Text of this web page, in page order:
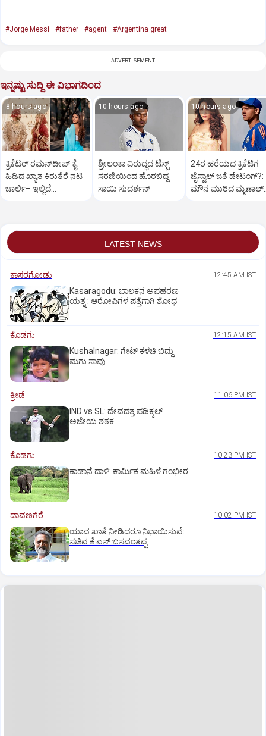
#Jorge Messi #father #agent #Argentina great
ADVERTISEMENT
ಇನ್ನಷ್ಟು ಸುದ್ದಿ ಈ ವಿಭಾಗದಿಂದ
8 hours ago
ಕ್ರಿಕೆಟರ್‌ ರಮನ್‌ದೀಪ್‌ ಕೈ
ಹಿಡಿದ ಖ್ಯಾತ ಕಿರುತೆರೆ ನಟಿ
ಚಾರ್ಲಿ– ಇಲ್ಲಿದೆ
10 hours ago
ಶ್ರೀಲಂಕಾ ವಿರುದ್ಧದ ಟೆಸ್ಟ್
ಸರಣಿಯಿಂದ ಹೊರಬಿದ್ದ
ಸಾಯಿ ಸುದರ್ಶನ್
10 hours ago
24ರ ಹರೆಯದ ಕ್ರಿಕೆಟಿಗ
ಜೈಸ್ವಾಲ್‌ ಜತೆ ಡೇಟಿಂಗ್?:‌
ಮೌನ ಮುರಿದ ಮೃಣಾಲ್‌
LATEST NEWS
ಕಾಸರಗೋಡು 12:45 AM IST
Kasaragodu: ಬಾಲಕನ ಅಪಹರಣ
ಯತ್ನ : ಆರೋಪಿಗಳ ಪತ್ತೆಗಾಗಿ ಶೋಧ
ಕೊಡಗು 12:15 AM IST
Kushalnagar: ಗೇಟ್ ಕಳಚಿ ಬಿದ್ದು
ಮಗು ಸಾವು
ಕ್ರೀಡೆ 11:06 PM IST
IND vs SL: ದೇವದತ್ತ ಪಡಿಕ್ಕಲ್‌
ಅಜೇಯ ಶತಕ
ಕೊಡಗು 10:23 PM IST
ಕಾಡಾನೆ ದಾಳಿ: ಕಾರ್ಮಿಕ ಮಹಿಳೆ ಗಂಭೀರ
ದಾವಣಗೆರೆ 10:02 PM IST
ಯಾವ ಖಾತೆ ನೀಡಿದರೂ ನಿಭಾಯಿಸುವೆ:
ಸಚಿವ ಕೆ.ಎಸ್.ಬಸವಂತಪ್ಪ